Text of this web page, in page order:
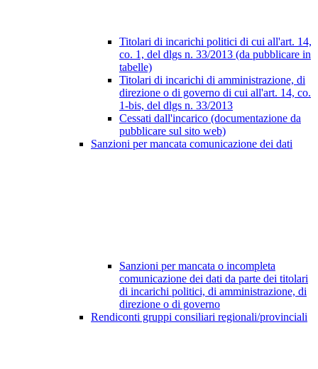
Titolari di incarichi politici di cui all'art. 14,
co. 1, del dlgs n. 33/2013 (da pubblicare in
tabelle)
Titolari di incarichi di amministrazione, di
direzione o di governo di cui all'art. 14, co.
1-bis, del dlgs n. 33/2013
Cessati dall'incarico (documentazione da
pubblicare sul sito web)
Sanzioni per mancata comunicazione dei dati
Sanzioni per mancata o incompleta
comunicazione dei dati da parte dei titolari
di incarichi politici, di amministrazione, di
direzione o di governo
Rendiconti gruppi consiliari regionali/provinciali